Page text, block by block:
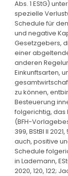
Abs. 1 EStG)
spezielle
Schedule für
und negative
Gesetzgebers,
einer
anderen
Einkunftsarten,
zu können,
Besteuerung
folgerichtig, das
(BFH-
399, BStBl II
auch, positive
Schedule
in Lademann,
2020, 120, 122;